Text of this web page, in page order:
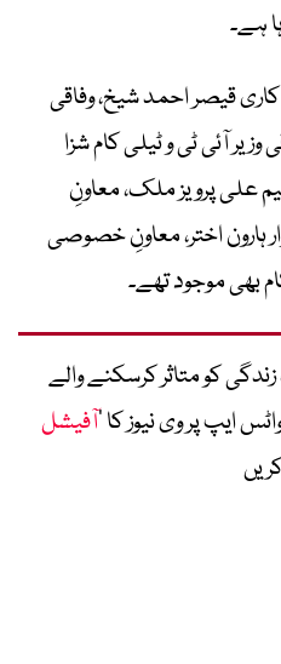
ہے۔
قیصر احمد شیخ، وفاقی
آئی ٹی و ٹیلی کام شزا
علی پرویز ملک، معاونِ
اختر، معاونِ خصوصی
بھی موجود تھے۔
کو متاثر کرسکنے والے
ایپ پر وی نیوز کا ’آفیشل